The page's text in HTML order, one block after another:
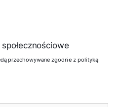
przechowywane zgodnie z polityką